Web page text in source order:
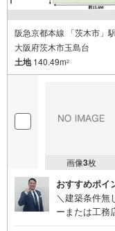
阪急京都本線 「茨木市」
大阪府茨木市玉島台
土地140.49m2
画像3枚
おすすめポイ
＼建築条件無
ーまたは工務